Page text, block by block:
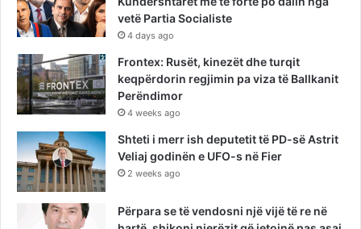
vetë Partia Socialiste
4 days ago
Frontex: Rusët, kinezët dhe turqit
keqpërdorin regjimin pa viza të Ballkanit
Perëndimor
4 weeks ago
Shteti i merr ish deputetit të PD-së Astrit
Veliaj godinën e UFO-s në Fier
2 weeks ago
Përpara se të vendosni një vijë të re në